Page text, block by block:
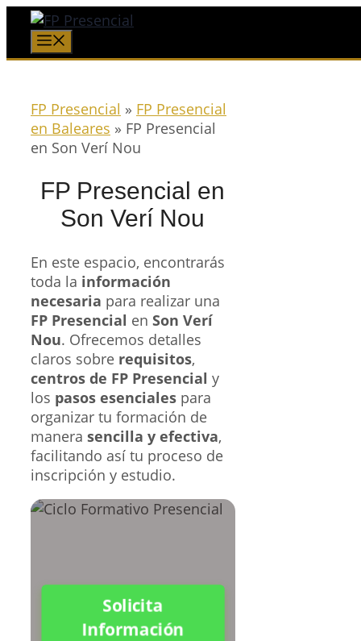
Saltar
contenido
FP Presencial » FP Presencial
en Baleares » FP Presencial
en Son Verí Nou
FP Presencial en
Son Verí Nou
En este espacio, encontrarás
toda la información
necesaria para realizar una
FP Presencial en Son Verí
Nou. Ofrecemos detalles
claros sobre requisitos,
centros de FP Presencial y
los pasos esenciales para
organizar tu formación de
manera sencilla y efectiva,
facilitando así tu proceso de
inscripción y estudio.
Solicita
Información